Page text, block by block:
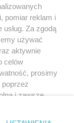
pomiar reklam i
Za zgodą
używać
aktywnie
celów
prosimy
i zawsze
rogu strony